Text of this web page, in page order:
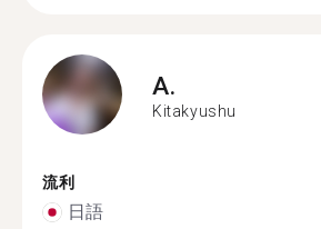
A.
Kitakyushu
流利
日語